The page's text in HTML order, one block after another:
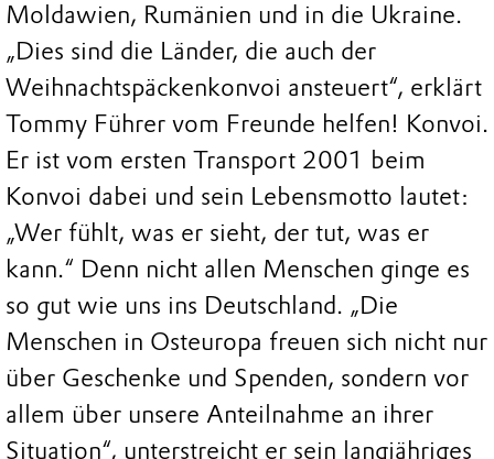
Moldawien, Rumänien und in die Ukraine.
„Dies sind die Länder, die auch der
Weihnachtspäckenkonvoi ansteuert“, erklärt
Tommy Führer vom Freunde helfen! Konvoi.
Er ist vom ersten Transport 2001 beim
Konvoi dabei und sein Lebensmotto lautet:
„Wer fühlt, was er sieht, der tut, was er
kann.“ Denn nicht allen Menschen ginge es
so gut wie uns ins Deutschland. „Die
Menschen in Osteuropa freuen sich nicht nur
über Geschenke und Spenden, sondern vor
allem über unsere Anteilnahme an ihrer
Situation“, unterstreicht er sein langjähriges